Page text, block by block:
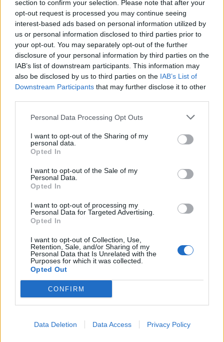
section to confirm your selection. Please note that after your
opt-out request is processed you may continue seeing
interest-based ads based on personal information utilized by
us or personal information disclosed to third parties prior to
your opt-out. You may separately opt-out of the further
disclosure of your personal information by third parties on the
IAB’s list of downstream participants. This information may
also be disclosed by us to third parties on the IAB’s List of
Downstream Participants that may further disclose it to other
Personal Data Processing Opt Outs
I want to opt-out of the Sharing of my
personal data.
Opted In
I want to opt-out of the Sale of my
Personal Data.
Opted In
I want to opt-out of processing my
Personal Data for Targeted Advertising.
Opted In
I want to opt-out of Collection, Use,
Retention, Sale, and/or Sharing of my
Personal Data that Is Unrelated with the
Purposes for which it was collected.
Opted Out
CONFIRM
Data Deletion Data Access Privacy Policy
17:43
Két FK-játékos kapott meghívót a válogatottba
16:22
Egy újonc jelentkezett, több átsorolás a Csík körzeti
focibajnokság új idényében
14:52
Corbu góljától hangos a román és a magyar sajtó,
válogatott meghívót sürgetnek
Új korszak a Sepsi OSK II-nél, fiatalos hévvel épül a
jövő csapata
11:24
Székelyföldi játékosokkal készül a női válogatott a
FOTE-ra
MÉG TÖBB FRISS HÍR